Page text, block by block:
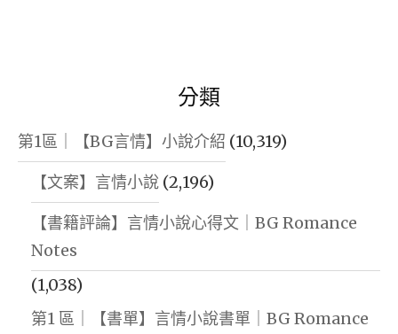
分類
第1區｜【BG言情】小說介紹 (10,319)
【文案】言情小說 (2,196)
【書籍評論】言情小說心得文｜BG Romance
Notes
(1,038)
第1 區｜【書單】言情小說書單｜BG Romance